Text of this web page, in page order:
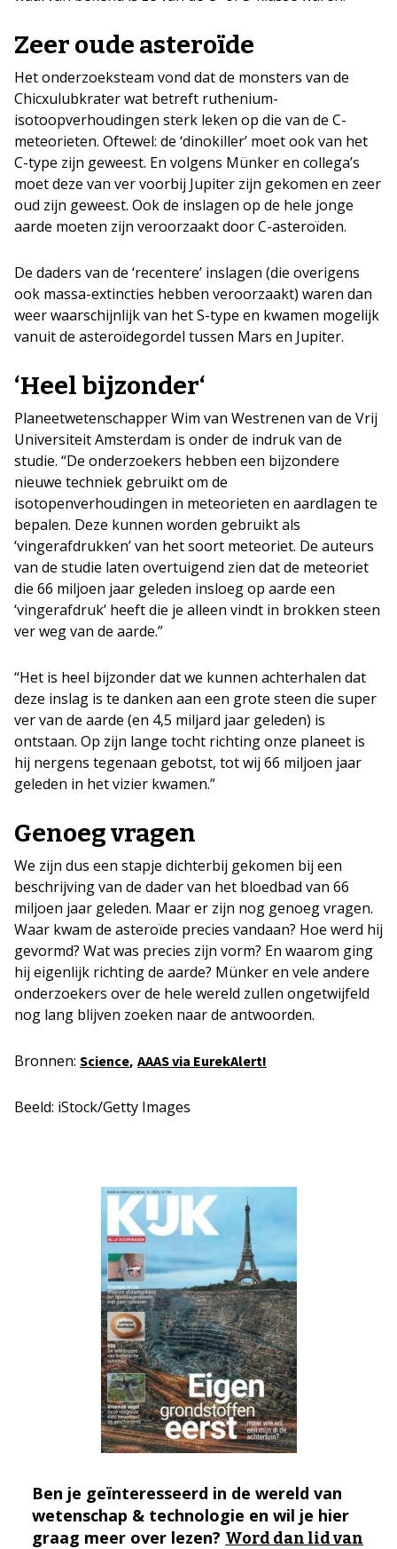
Zeer oude asteroïde
Het onderzoeksteam vond dat de monsters van de
Chicxulubkrater wat betreft ruthenium-
isotoopverhoudingen sterk leken op die van de C-
meteorieten. Oftewel: de ‘dinokiller’ moet ook van het
C-type zijn geweest. En volgens Münker en collega’s
moet deze van ver voorbij Jupiter zijn gekomen en zeer
oud zijn geweest. Ook de inslagen op de hele jonge
aarde moeten zijn veroorzaakt door C-asteroïden.
De daders van de ‘recentere’ inslagen (die overigens
ook massa-extincties hebben veroorzaakt) waren dan
weer waarschijnlijk van het S-type en kwamen mogelijk
vanuit de asteroïdegordel tussen Mars en Jupiter.
‘Heel bijzonder‘
Planeetwetenschapper Wim van Westrenen van de Vrij
Universiteit Amsterdam is onder de indruk van de
studie. “De onderzoekers hebben een bijzondere
nieuwe techniek gebruikt om de
isotopenverhoudingen in meteorieten en aardlagen te
bepalen. Deze kunnen worden gebruikt als
‘vingerafdrukken’ van het soort meteoriet. De auteurs
van de studie laten overtuigend zien dat de meteoriet
die 66 miljoen jaar geleden insloeg op aarde een
‘vingerafdruk’ heeft die je alleen vindt in brokken steen
ver weg van de aarde.”
“Het is heel bijzonder dat we kunnen achterhalen dat
deze inslag is te danken aan een grote steen die super
ver van de aarde (en 4,5 miljard jaar geleden) is
ontstaan. Op zijn lange tocht richting onze planeet is
hij nergens tegenaan gebotst, tot wij 66 miljoen jaar
geleden in het vizier kwamen.”
Genoeg vragen
We zijn dus een stapje dichterbij gekomen bij een
beschrijving van de dader van het bloedbad van 66
miljoen jaar geleden. Maar er zijn nog genoeg vragen.
Waar kwam de asteroïde precies vandaan? Hoe werd hij
gevormd? Wat was precies zijn vorm? En waarom ging
hij eigenlijk richting de aarde? Münker en vele andere
onderzoekers over de hele wereld zullen ongetwijfeld
nog lang blijven zoeken naar de antwoorden.
Bronnen: Science, AAAS via EurekAlert!
Beeld: iStock/Getty Images
Ben je geïnteresseerd in de wereld van
wetenschap & technologie en wil je hier
graag meer over lezen? Word dan lid van